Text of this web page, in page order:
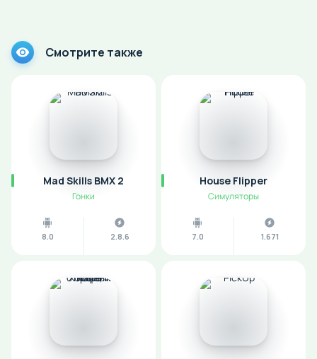
Смотрите также
Mad Skills BMX 2
Гонки
8.0 2.8.6
House Flipper
Симуляторы
7.0 1.671